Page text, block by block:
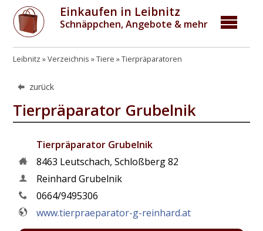
Einkaufen in Leibnitz
Schnäppchen, Angebote & mehr
Leibnitz Verzeichnis Tiere Tierpräparatoren
zurück
Tierpräparator Grubelnik
Tierpräparator Grubelnik
8463 Leutschach,Schloßberg 82
Reinhard Grubelnik
0664/9495306
www.tierpraeparator-g-reinhard.at